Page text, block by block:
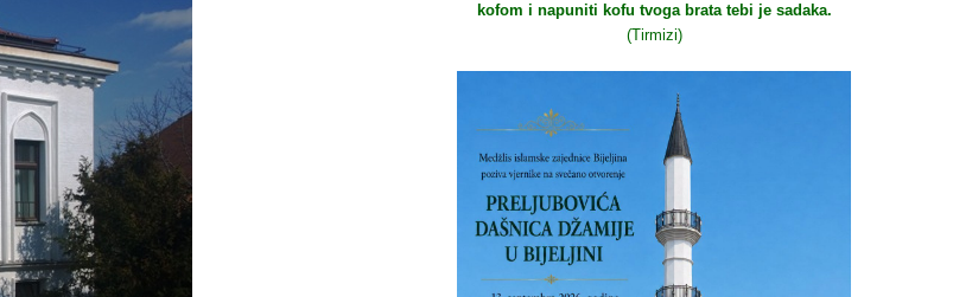
kofom i napuniti kofu tvoga brata tebi je sadaka.
(Tirmizi)